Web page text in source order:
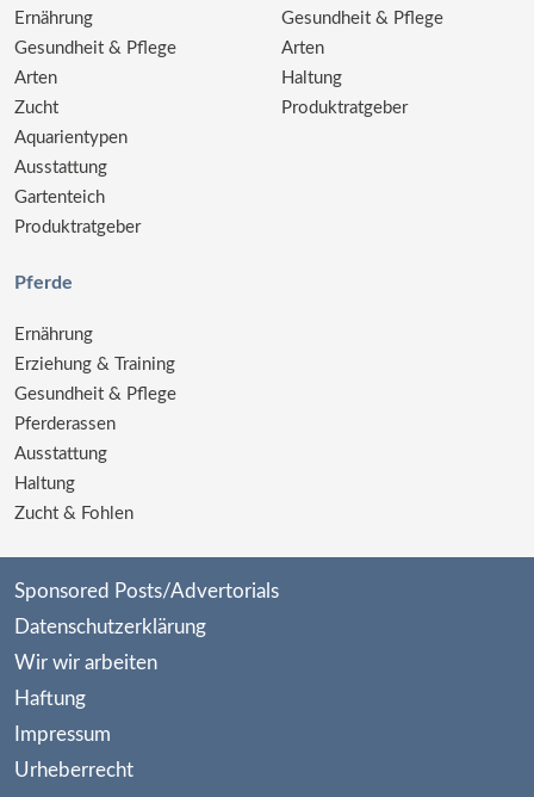
Ernährung
Gesundheit & Pflege
Arten
Zucht
Aquarientypen
Ausstattung
Gartenteich
Produktratgeber
Gesundheit & Pflege
Arten
Haltung
Produktratgeber
Pferde
Ernährung
Erziehung & Training
Gesundheit & Pflege
Pferderassen
Ausstattung
Haltung
Zucht & Fohlen
Sponsored Posts/Advertorials
Datenschutzerklärung
Wir wir arbeiten
Haftung
Impressum
Urheberrecht